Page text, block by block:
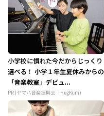
小学校に慣れた今だからじっくり
選べる！ 小学１年生夏休みからの
「音楽教室」デビュ...
PR (ヤマハ音楽振興会｜HugKum)